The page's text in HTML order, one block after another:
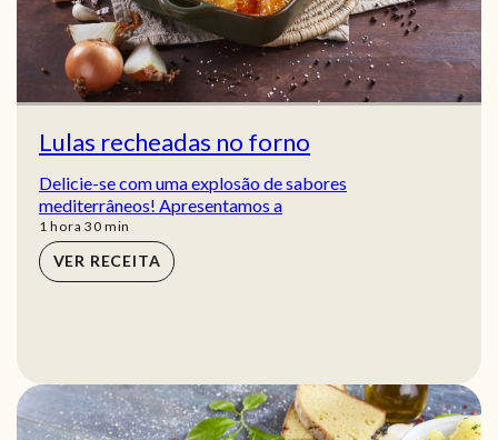
Lulas recheadas no forno
Delicie-se com uma explosão de sabores
mediterrâneos! Apresentamos a
1 hora
hora 30min
min
VER RECEITA